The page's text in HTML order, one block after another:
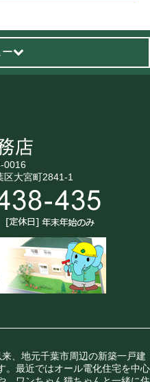
ー
0016
区大宮町2841-1
、地元千葉市周辺の新築一戸建
。最近ではオール電化住宅を中心